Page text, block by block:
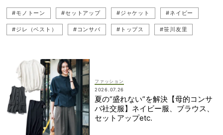
#モノトーン #セットアップ #ジャケット #ネイビー
#ジレ（ベスト） #コンサバ #トップス #笹川友里
ファッション
2026.07.26
夏の“盛れない”を解決【母的コンサ
バ社交服】ネイビー服、ブラウス、
セットアップetc.